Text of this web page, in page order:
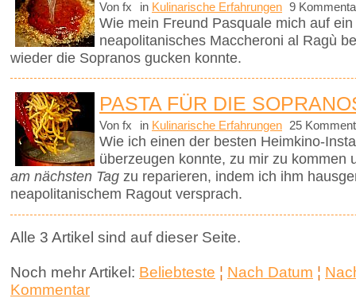
Von fx in Kulinarische Erfahrungen 9
Wie mein Freund Pasquale mich auf
neapolitanisches Maccheroni al Ragù
wieder die Sopranos gucken konnte.
PASTA FÜR DIE
Von fx in Kulinarische Erfahrungen 25
Wie ich einen der besten Heimkino-
überzeugen konnte, zu mir zu kommen
am nächsten Tag zu reparieren, indem ich ihm
neapolitanischem Ragout versprach.
Alle 3 Artikel sind auf dieser Seite.
Noch mehr Artikel: Beliebteste ¦ Nach Datum ¦
Kommentar